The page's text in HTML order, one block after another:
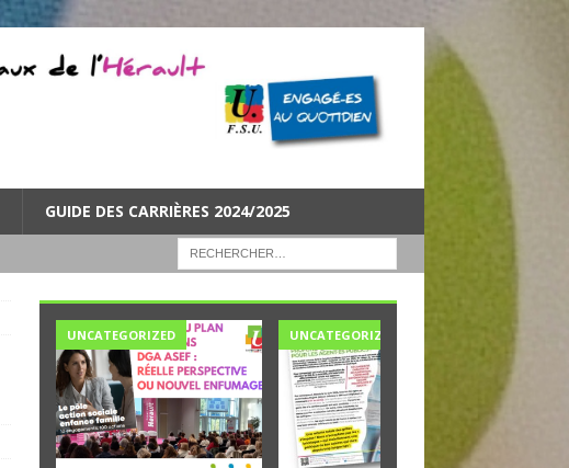
GUIDE DES CARRIÈRES 2024/2025
UNCATEGORIZED UNCATEGORIZED